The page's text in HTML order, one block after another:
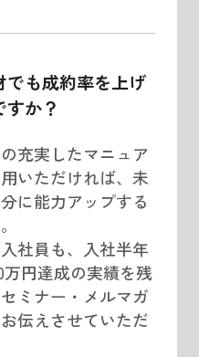
でも成約率を上げ
すか？
充実したマニュア
いただければ、未
に能力アップする
社員も、入社半年
万円達成の実績を残
ミナー・メルマガ
伝えさせていただ